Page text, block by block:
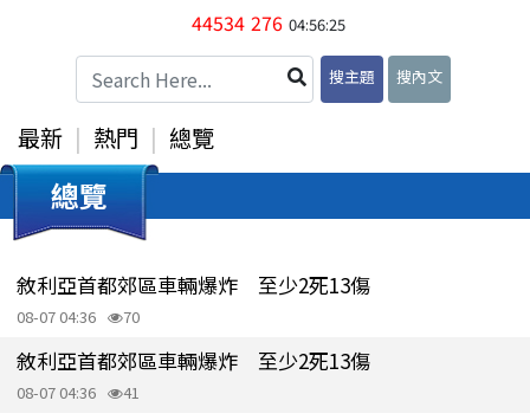
44534 276 04:56:25
搜主題 搜內文
最新 熱門 總覽
總覽
敘利亞首都郊區車輛爆炸 至少2死13傷
08-07 04:36 70
敘利亞首都郊區車輛爆炸 至少2死13傷
08-07 04:36 41